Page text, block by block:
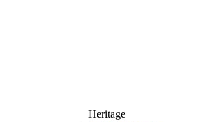
Heritage